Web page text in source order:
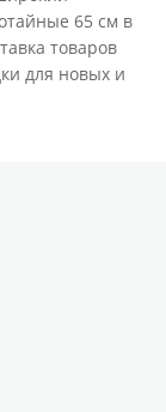
65 см в
товаров
для новых и